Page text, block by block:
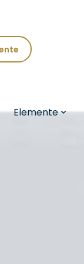
überspringen
Elemente